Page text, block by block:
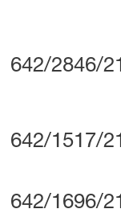
642/2846/21
642/1517/21
642/1696/21